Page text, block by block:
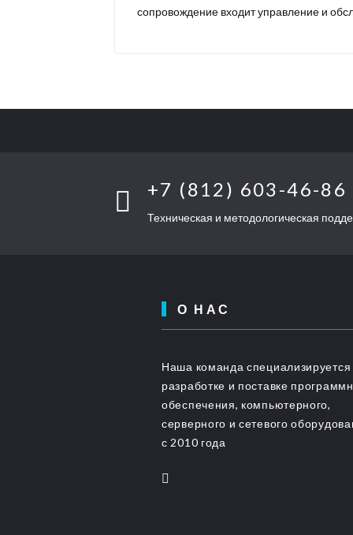
сопровождение входит управление и
+7 (812) 603-46-86
Техническая и методологическая
О НАС
Наша команда специализируется
разработке и поставке
обеспечения, компьютерного,
серверного и сетевого
с 2010 года